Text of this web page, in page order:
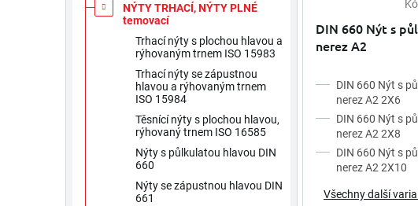
NÝTY TRHACÍ, NÝTY PLNÉ
temovací
Trhací nýty s plochou hlavou a
rýhovaným trnem ISO 15983
Trhací nýty se zápustnou
hlavou a rýhovaným trnem
ISO 15984
Těsnící nýty s plochou hlavou,
rýhovaný trnem ISO 16585
Nýty s půlkulatou hlavou DIN
660
Nýty se zápustnou hlavou DIN
661
DIN 660 Nýt s
nerez A2
DIN 660 Nýt s
nerez A2 2X6
DIN 660 Nýt s
nerez A2 2X8
DIN 660 Nýt s
nerez A2 2X10
Všechny další